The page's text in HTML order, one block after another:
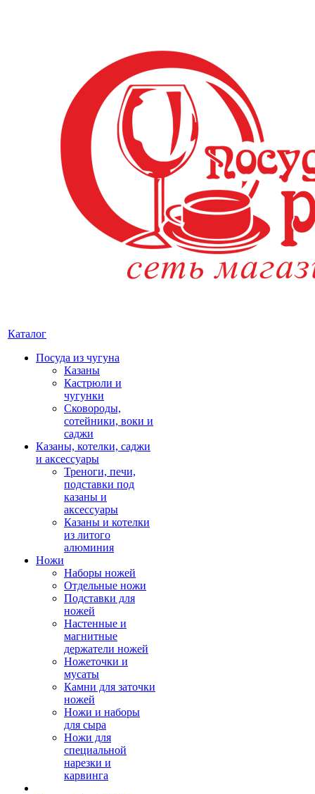
Каталог
Посуда из чугуна
Казаны
Кастрюли и
чугунки
Сковороды,
сотейники, воки и
саджи
Казаны, котелки, саджи
и аксессуары
Треноги, печи,
подставки под
казаны и
аксессуары
Казаны и котелки
из литого
алюминия
Ножи
Наборы ножей
Отдельные ножи
Подставки для
ножей
Настенные и
магнитные
держатели ножей
Ножеточки и
мусаты
Камни для заточки
ножей
Ножи и наборы
для сыра
Ножи для
специальной
нарезки и
карвинга